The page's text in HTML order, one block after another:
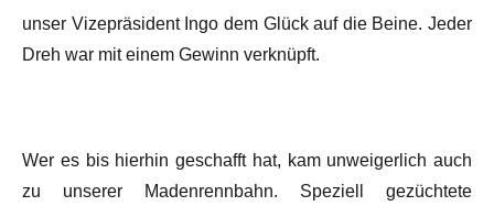
unser Vizepräsident Ingo dem Glück auf die Beine. Jeder
Dreh war mit einem Gewinn verknüpft.
Wer es bis hierhin geschafft hat, kam unweigerlich auch
zu unserer Madenrennbahn. Speziell gezüchtete